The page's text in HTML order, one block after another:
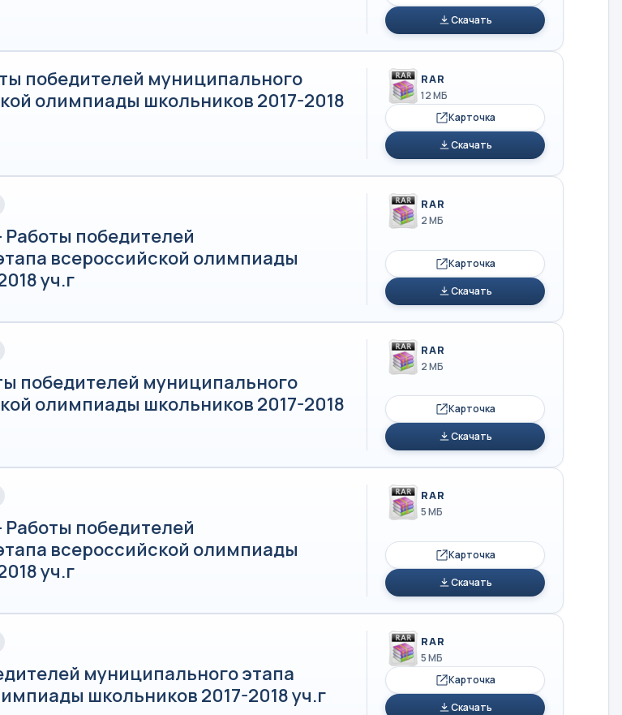
Скачать
победителей муниципального
олимпиады школьников 2017-2018
RAR
12 МБ
Карточка
Скачать
победителей
всероссийской олимпиады
уч.г
RAR
2 МБ
Карточка
Скачать
победителей муниципального
олимпиады школьников 2017-2018
RAR
2 МБ
Карточка
Скачать
победителей
всероссийской олимпиады
уч.г
RAR
5 МБ
Карточка
Скачать
муниципального этапа
школьников 2017-2018 уч.г
RAR
5 МБ
Карточка
Скачать